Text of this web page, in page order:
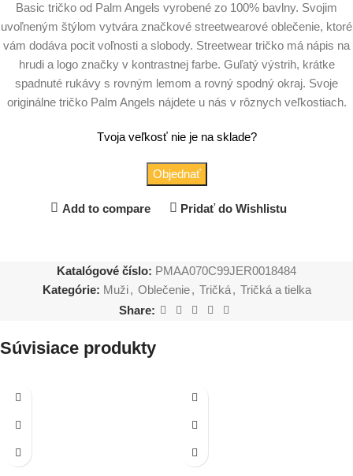
Basic tričko od Palm Angels vyrobené zo 100% bavlny. Svojim
uvoľneným štýlom vytvára značkové streetwearové oblečenie, ktoré
vám dodáva pocit voľnosti a slobody. Streetwear tričko má nápis na
hrudi a logo značky v kontrastnej farbe. Guľatý výstrih, krátke
spadnuté rukávy s rovným lemom a rovný spodný okraj. Svoje
originálne tričko Palm Angels nájdete u nás v rôznych veľkostiach.
Tvoja veľkosť nie je na sklade?
Objednať
Add to compare Pridať do Wishlistu
Katalógové číslo: PMAA070C99JER0018484
Kategórie: Muži , Oblečenie , Tričká , Tričká a tielka
Share:
Súvisiace produkty